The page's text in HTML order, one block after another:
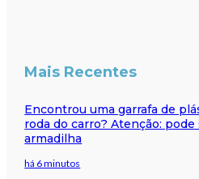
Mais Recentes
Encontrou uma garrafa de
roda do carro? Atenção: pode
armadilha
há 6 minutos